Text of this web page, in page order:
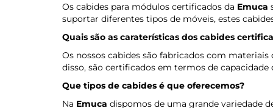
Os cabides para módulos certificados da Emuca
suportar diferentes tipos de móveis, estes
Quais são as caraterísticas dos cabides
Os nossos cabides são fabricados com
disso, são certificados em termos de
Que tipos de cabides é que oferecemos?
Na Emuca dispomos de uma grande variedade